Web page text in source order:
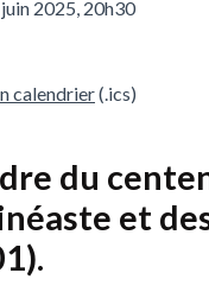
2025, 20h30
calendrier(.ics)
du
et